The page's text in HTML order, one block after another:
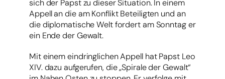
sich der Papst zu dieser Situation. In einem
Appell an die am Konflikt Beteiligten und an
die diplomatische Welt fordert am Sonntag er
ein Ende der Gewalt.
Mit einem eindringlichen Appell hat Papst Leo
XIV. dazu aufgerufen, die „Spirale der Gewalt“